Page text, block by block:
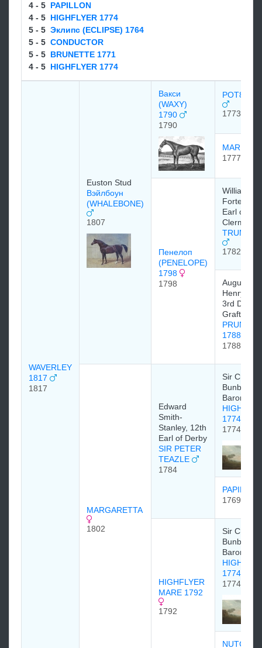
4 - 5 PAPILLON
4 - 5 HIGHFLYER 1774
5 - 5 Эклипс (ECLIPSE) 1764
5 - 5 CONDUCTOR
5 - 5 BRUNETTE 1771
4 - 5 HIGHFLYER 1774
WAVERLEY
1817
1817
Euston Stud
Вэйлбоун
(WHALEBONE)
1807
Вакси
(WAXY)
1790
1790
POT8OS
1773
MARIA
1777
Пенелоп
(PENELOPE)
1798
1798
William
Earl of
Clermont
1782
Augustus
Henry
3rd Duke
Grafton
1788
1788
MARGARETTA
1802
Edward
Smith-
Stanley, 12th
Earl of Derby
SIR PETER
TEAZLE
1784
Sir
Bunbury,
Baronet
1774
1774
1769
HIGHFLYER
MARE 1792
1792
Sir
Bunbury,
Baronet
1774
1774